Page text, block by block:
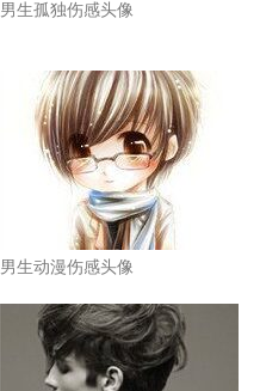
男生孤独伤感头像
男生动漫伤感头像